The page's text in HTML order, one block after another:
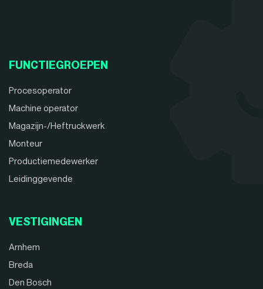
FUNCTIEGROEPEN
Procesoperator
Machine operator
Magazijn-/Heftruckwerk
Monteur
Productiemedewerker
Leidinggevende
VESTIGINGEN
Arnhem
Breda
Den Bosch